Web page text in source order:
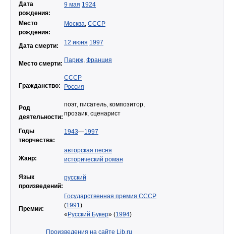
Дата
рождения:
9 мая 1924
Место
рождения:
Москва, СССР
Дата смерти: 12 июня 1997
Место смерти: Париж, Франция
Гражданство:
СССР
Россия
Род
деятельности:
поэт, писатель, композитор,
прозаик, сценарист
Годы
творчества:
1943—1997
Жанр:
авторская песня
исторический роман
Язык
произведений:
русский
Премии:
Государственная премия СССР
(1991)
« Русский Букер» (1994)
Произведения на сайте Lib.ru